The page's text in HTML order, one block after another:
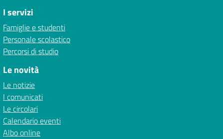
I servizi
Famiglie e studenti
Personale scolastico
Percorsi di studio
Le novità
Le notizie
I comunicati
Le circolari
Calendario eventi
Albo online